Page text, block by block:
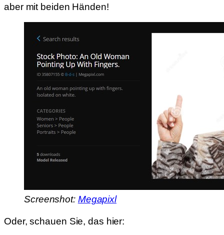
aber mit beiden Händen!
Screenshot: Megapixl
Oder, schauen Sie, das hier: